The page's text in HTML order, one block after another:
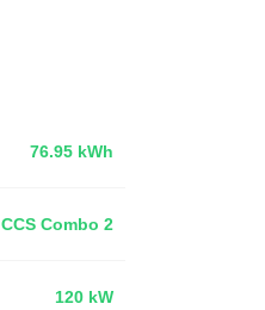
76.95 kWh
CCS Combo 2
120 kW